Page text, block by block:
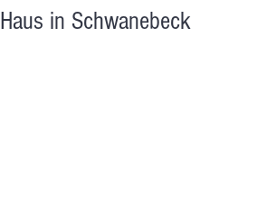
Haus in Schwanebeck